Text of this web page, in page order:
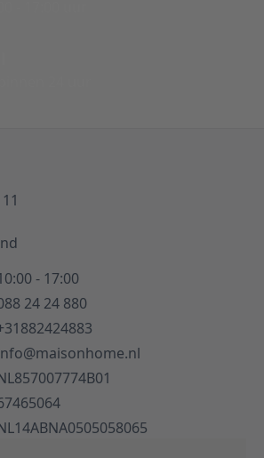
- 17:00
24 24 880